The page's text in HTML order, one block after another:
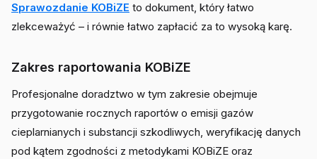
Sprawozdanie KOBiZE to dokument, który łatwo
zlekceważyć – i równie łatwo zapłacić za to wysoką karę.
Zakres raportowania KOBiZE
Profesjonalne doradztwo w tym zakresie obejmuje
przygotowanie rocznych raportów o emisji gazów
cieplarnianych i substancji szkodliwych, weryfikację danych
pod kątem zgodności z metodykami KOBiZE oraz